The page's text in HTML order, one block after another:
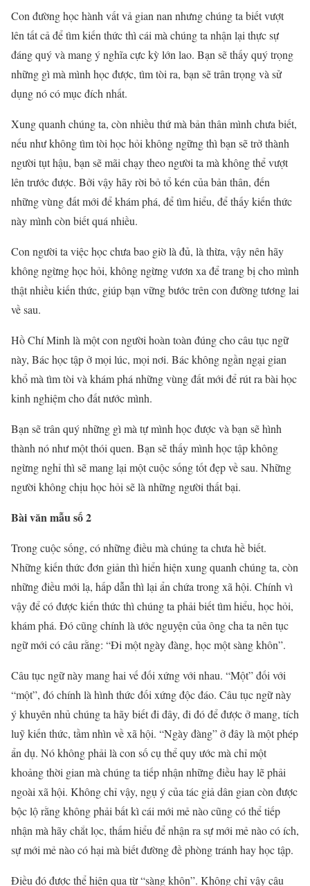
Con đường học hành vất vả gian nan nhưng chúng ta biết vượt
lên tất cả để tìm kiến thức thì cái mà chúng ta nhận lại thực sự
đáng quý và mang ý nghĩa cực kỳ lớn lao. Bạn sẽ thấy quý trọng
những gì mà mình học được, tìm tòi ra, bạn sẽ trân trọng và sử
dụng nó có mục đích nhất.
Xung quanh chúng ta, còn nhiều thứ mà bản thân mình chưa biết,
nếu như không tìm tòi học hỏi không ngững thì bạn sẽ trở thành
người tụt hậu, bạn sẽ mãi chạy theo người ta mà không thể vượt
lên trước được. Bởi vậy hãy rời bỏ tổ kén của bản thân, đến
những vùng đất mới để khám phá, để tìm hiểu, để thấy kiến thức
này mình còn biết quá nhiều.
Con người ta việc học chưa bao giờ là đủ, là thừa, vậy nên hãy
không ngừng học hỏi, không ngừng vươn xa để trang bị cho mình
thật nhiều kiến thức, giúp bạn vững bước trên con đường tương lai
về sau.
Hồ Chí Minh là một con người hoàn toàn đúng cho câu tục ngữ
này, Bác học tập ở mọi lúc, mọi nơi. Bác không ngần ngại gian
khổ mà tìm tòi và khám phá những vùng đất mới để rút ra bài học
kinh nghiệm cho đất nước mình.
Bạn sẽ trân quý những gì mà tự mình học được và bạn sẽ hình
thành nó như một thói quen. Bạn sẽ thấy mình học tập không
ngừng nghỉ thì sẽ mang lại một cuộc sống tốt đẹp về sau. Những
người không chịu học hỏi sẽ là những người thất bại.
Bài văn mẫu số 2
Trong cuộc sống, có những điều mà chúng ta chưa hề biết.
Những kiến thức đơn giản thì hiển hiện xung quanh chúng ta, còn
những điều mới lạ, hấp dẫn thì lại ẩn chứa trong xã hội. Chính vì
vậy để có được kiến thức thì chúng ta phải biết tìm hiểu, học hỏi,
khám phá. Đó cũng chính là ước nguyện của ông cha ta nên tục
ngữ mới có câu rằng: “Đi một ngày đàng, học một sàng khôn”.
Câu tục ngữ này mang hai vế đối xứng với nhau. “Một” đối với
“một”, đó chính là hình thức đối xứng độc đáo. Câu tục ngữ này
ý khuyên nhủ chúng ta hãy biết đi đây, đi đó để được ở mang, tích
luỹ kiến thức, tầm nhìn về xã hội. “Ngày đàng” ở đây là một phép
ẩn dụ. Nó không phải là con số cụ thể quy ước mà chỉ một
khoảng thời gian mà chúng ta tiếp nhận những điều hay lẽ phải
ngoài xã hội. Không chỉ vậy, ngụ ý của tác giả dân gian còn được
bộc lộ rằng không phải bất kì cái mới mẻ nào cũng có thể tiếp
nhận mà hãy chắt lọc, thấm hiểu để nhận ra sự mới mẻ nào có ích,
sự mới mẻ nào có hại mà biết đường đề phòng tránh hay học tập.
Điều đó được thể hiện qua từ “sàng khôn”. Không chỉ vậy câu